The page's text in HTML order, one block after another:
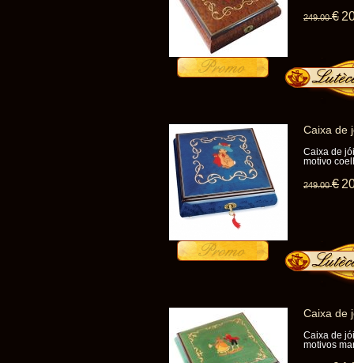
249.00 €
Caixa de
Caixa de
motivo
249.00 €
Caixa de
Caixa de
motivos